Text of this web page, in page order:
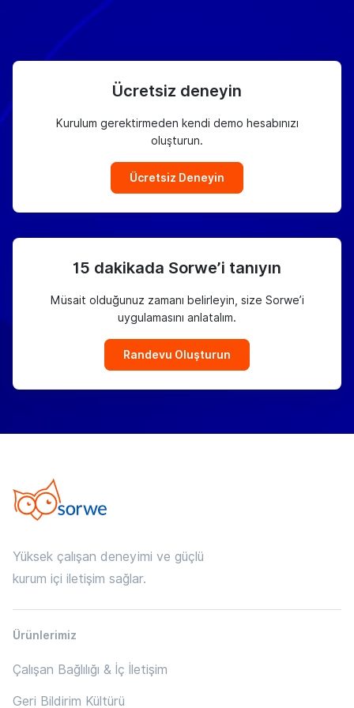
Ücretsiz deneyin
Kurulum gerektirmeden kendi demo hesabınızı
oluşturun.
Ücretsiz Deneyin
15 dakikada Sorwe’i tanıyın
Müsait olduğunuz zamanı belirleyin, size Sorwe’i
uygulamasını anlatalım.
Randevu Oluşturun
Yüksek çalışan deneyimi ve güçlü
kurum içi iletişim sağlar.
Ürünlerimiz
Çalışan Bağlılığı & İç İletişim
Geri Bildirim Kültürü